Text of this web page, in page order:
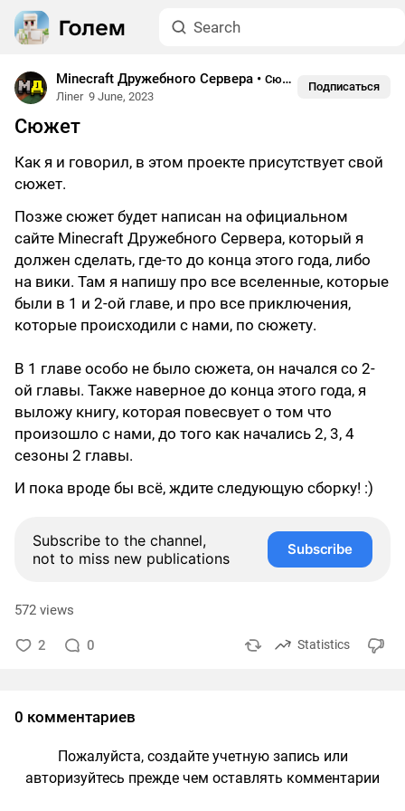
Minecraft Дружебного Сервера • Сюжет
Лiner 9 June, 2023
Подписаться
Сюжет
Как я и говорил, в этом проекте присутствует свой
сюжет.
Позже сюжет будет написан на официальном
сайте Minecraft Дружебного Сервера, который я
должен сделать, где-то до конца этого года, либо
на вики. Там я напишу про все вселенные, которые
были в 1 и 2-ой главе, и про все приключения,
которые происходили с нами, по сюжету.
В 1 главе особо не было сюжета, он начался со 2-
ой главы. Также наверное до конца этого года, я
выложу книгу, которая повесвует о том что
произошло с нами, до того как начались 2, 3, 4
сезоны 2 главы.
И пока вроде бы всё, ждите следующую сборку! :)
Subscribe to the channel,
not to miss new publications
Subscribe
572 views
2 0 Statistics
0 комментариев
Пожалуйста, создайте учетную запись или
авторизуйтесь прежде чем оставлять комментарии